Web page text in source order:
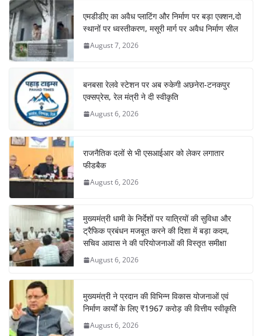
एमडीडीए का अवैध प्लाटिंग और निर्माण पर बड़ा एक्शन,दो
स्थानों पर ध्वस्तीकरण, मसूरी मार्ग पर अवैध निर्माण सील
August 7, 2026
बनबसा रेलवे स्टेशन पर अब रुकेगी अछनेरा-टनकपुर
एक्सप्रेस, रेल मंत्री ने दी स्वीकृति
August 6, 2026
राजनैतिक दलों से भी एसआईआर को लेकर लगातार
फीडबैक
August 6, 2026
मुख्यमंत्री धामी के निर्देशों पर यात्रियों की सुविधा और
ट्रैफिक प्रबंधन मजबूत करने की दिशा में बड़ा कदम,
सचिव आवास ने की परियोजनाओं की विस्तृत समीक्षा
August 6, 2026
मुख्यमंत्री ने प्रदान की विभिन्न विकास योजनाओं एवं
निर्माण कार्यों के लिए ₹1967 करोड़ की वित्तीय स्वीकृति
August 6, 2026